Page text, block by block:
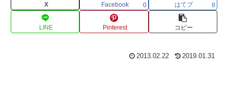
X Facebook 0 はてブ 8
LINE Pinterest コピー
2013.02.22 2019.01.31